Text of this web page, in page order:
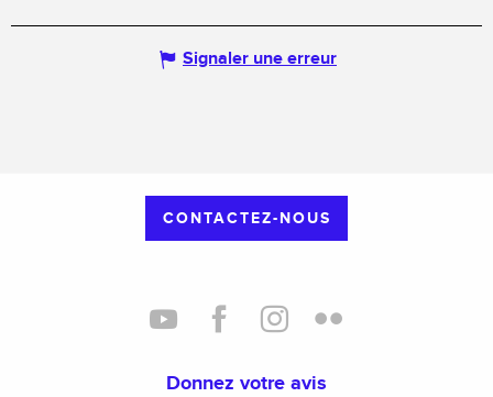
Signaler une erreur
CONTACTEZ-NOUS
Donnez votre avis